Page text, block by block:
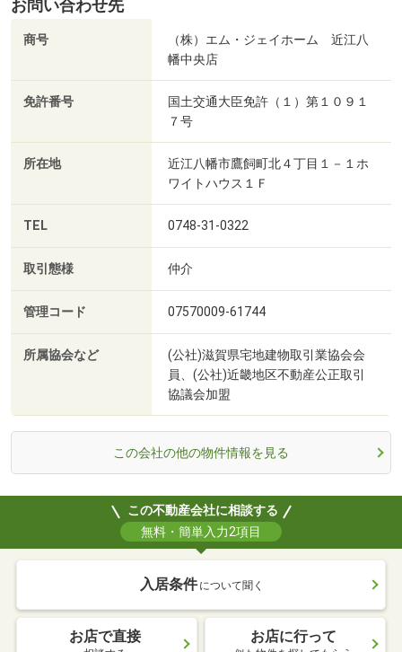
お問い合わせ先
商号
（株）エム・ジェイホーム 近江八
幡中央店
免許番号
国土交通大臣免許（１）第１０９１
７号
所在地
近江八幡市鷹飼町北４丁目１－１ホ
ワイトハウス１Ｆ
TEL 0748-31-0322
取引態様 仲介
管理コード 07570009-61744
所属協会など
(公社)滋賀県宅地建物取引業協会会
員、(公社)近畿地区不動産公正取引
協議会加盟
この会社の他の物件情報を見る
この不動産会社に相談する
無料・簡単入力2項目
入居条件 について聞く
お店で直接 お店に行って